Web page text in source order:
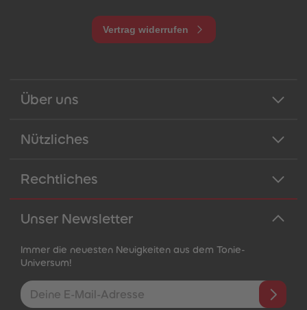
Vertrag widerrufen
Über uns
Nützliches
Rechtliches
Unser Newsletter
Immer die neuesten Neuigkeiten aus dem Tonie-
Universum!
E-Mail-Addresse